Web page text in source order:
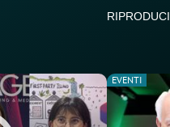
RIPRODUCI
EVENTI